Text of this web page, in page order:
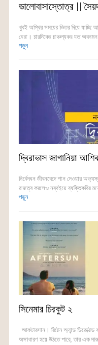
ভালোবাসাস্তোত্র ||
খুবই অস্থির সময়ের ভিতর দিয়ে যাচ্ছি
ঘেরা। চারদিকের চাঞ্চল্যকর যত
পড়ুন
দ্বিরাভাস জাগানিয়া
নির্বেদঘন জীবনবেদে শান দেওয়ার
রাজত্ব করলেও নব্বইয়ে ব্যক্তিকবির
পড়ুন
সিনেমার চিরকুট ২
আফটারসান। রিটেন অ্যান্ড
অসাধারণ হয়ে উঠতে পারে, তার এক